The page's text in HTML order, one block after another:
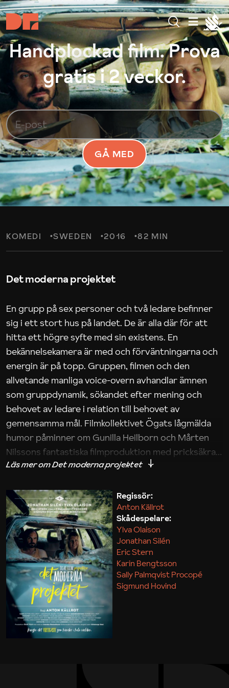
Handplockad film. Prova
gratis i 2 veckor.
GÅ MED
KOMEDI SWEDEN 2016 82 MIN
Det moderna projektet
En grupp på sex personer och två ledare befinner
sig i ett stort hus på landet. De är alla där för att
hitta ett högre syfte med sin existens. En
bekännelsekamera är med och förväntningarna och
energin är på topp. Gruppen, filmen och den
allvetande manliga voice-overn avhandlar ämnen
som gruppdynamik, sökandet efter mening och
behovet av ledare i relation till behovet av
gemensamma mål. Filmkollektivet Ögats lågmälda
humor påminner om Gunilla Heilborn och Mårten
Nilssons fantastiska filmproduktion med pricksäkra
iakttagelser om hur svårt det kan vara att omsätta
Maja Kekonius
Regissör:
Anton Källrot
Skådespelare:
Ylva Olaison
Jonathan Silén
Eric Stern
Karin Bengtsson
Sally Palmqvist Procopé
Sigmund Hovind